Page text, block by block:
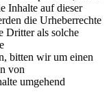
Inhalte auf dieser
die Urheberrechte
Dritter als solche
bitten wir um einen
von
umgehend